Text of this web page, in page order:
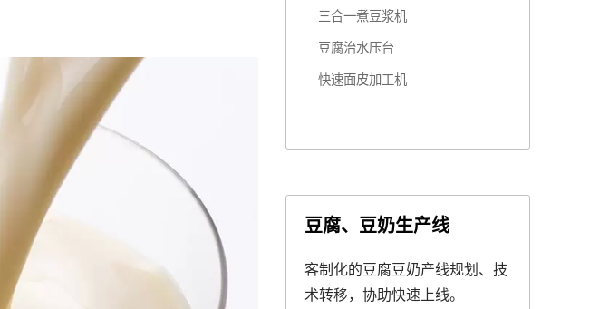
三合一煮豆浆机
豆腐治水压台
快速面皮加工机
豆腐、豆奶生产线
客制化的豆腐豆奶产线规划、技
术转移，协助快速上线。